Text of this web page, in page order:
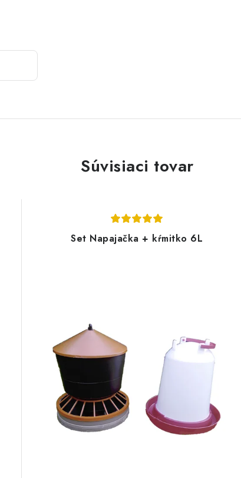
Súvisiaci tovar
Set Napajačka + kŕmitko 6L